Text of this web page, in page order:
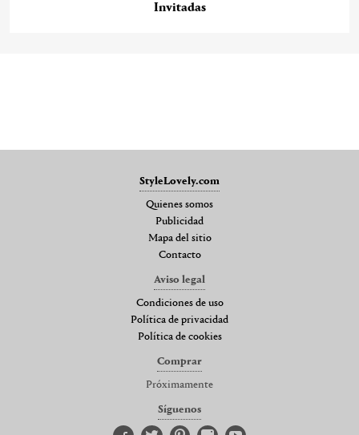
Invitadas
StyleLovely.com
Quienes somos
Publicidad
Mapa del sitio
Contacto
Aviso legal
Condiciones de uso
Política de privacidad
Política de cookies
Comprar
Próximamente
Síguenos